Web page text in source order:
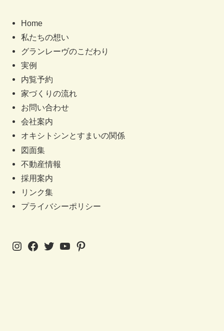
Home
私たちの想い
グランレーヴのこだわり
実例
内覧予約
家づくりの流れ
お問い合わせ
会社案内
オキシトシンとすまいの関係
図面集
不動産情報
採用案内
リンク集
プライバシーポリシー
Instagram
Facebook
Twitter
YouTube
Pinterest